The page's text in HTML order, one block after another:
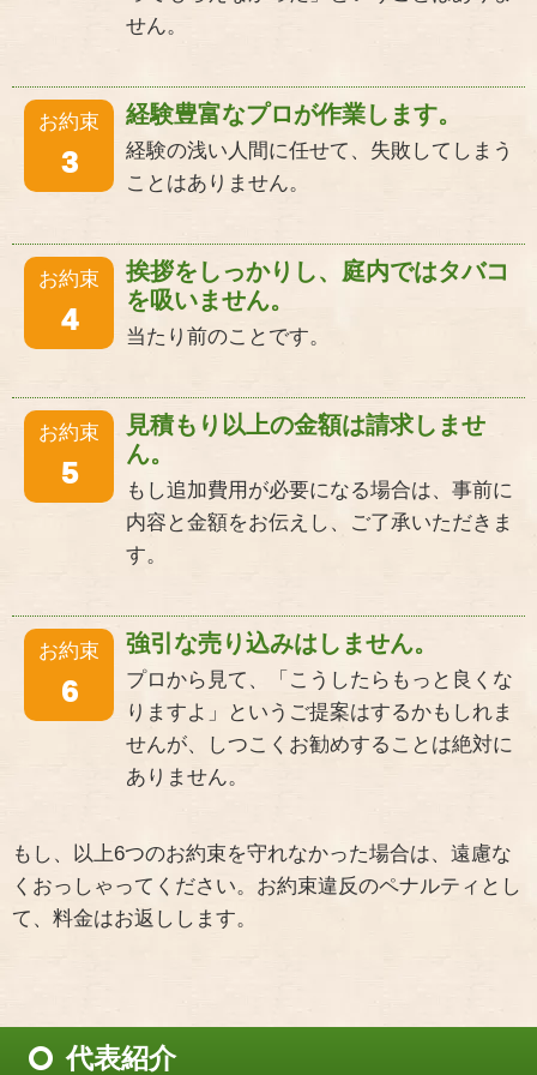
せん。
お約束
3
経験豊富なプロが作業します。
経験の浅い人間に任せて、失敗してしまう
ことはありません。
お約束
4
挨拶をしっかりし、庭内ではタバコ
を吸いません。
当たり前のことです。
お約束
5
見積もり以上の金額は請求しませ
ん。
もし追加費用が必要になる場合は、事前に
内容と金額をお伝えし、ご了承いただきま
す。
お約束
6
強引な売り込みはしません。
プロから見て、「こうしたらもっと良くな
りますよ」というご提案はするかもしれま
せんが、しつこくお勧めすることは絶対に
ありません。
もし、以上6つのお約束を守れなかった場合は、遠慮な
くおっしゃってください。お約束違反のペナルティとし
て、料金はお返しします。
代表紹介